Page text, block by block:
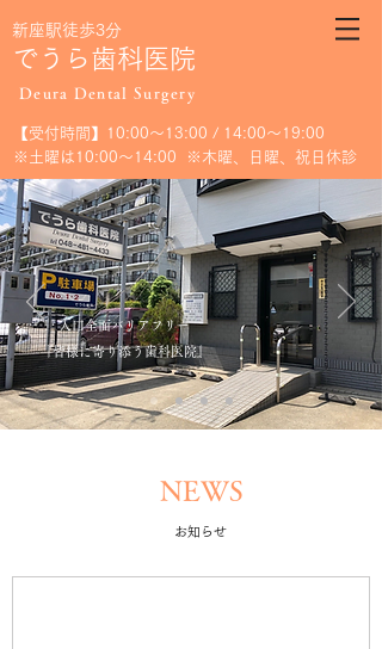
新座駅徒歩3分
でうら歯科医院
Deura Dental Surgery
【受付時間】10:00～13:00 / 14:00～19:00
※土曜は10:00～14:00 ※木曜、日曜、祝日休診
入口全面バリアフリー
『皆様に寄り添う歯科医院』
NEWS
お知らせ